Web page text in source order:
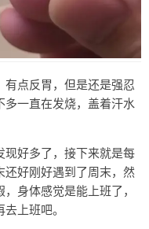
有点反胃，但是还是强忍
一直在发烧，盖着汗水
现好多了，接下来就是每
还好刚好遇到了周末，然
身体感觉是能上班了，
上班吧。